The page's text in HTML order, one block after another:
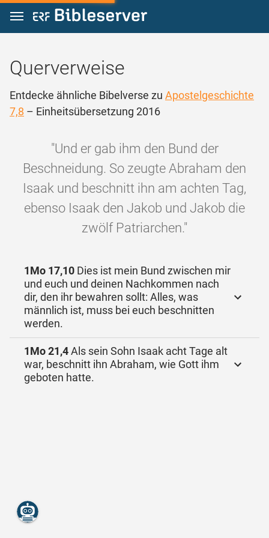
Zum Inhalt springen
Querverweise
Entdecke ähnliche Bibelverse zu Apostelgeschichte
7,8 – Einheitsübersetzung 2016
"Und er gab ihm den Bund der
Beschneidung. So zeugte Abraham den
Isaak und beschnitt ihn am achten Tag,
ebenso Isaak den Jakob und Jakob die
zwölf Patriarchen."
1Mo 17,10 Dies ist mein Bund zwischen mir
und euch und deinen Nachkommen nach
dir, den ihr bewahren sollt: Alles, was
männlich ist, muss bei euch beschnitten
werden.
1Mo 21,4Als sein Sohn Isaak acht Tage alt
war, beschnitt ihn Abraham, wie Gott ihm
geboten hatte.